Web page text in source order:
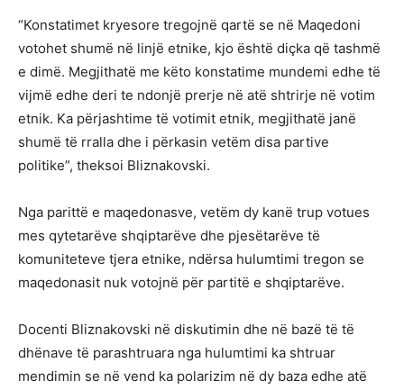
“Konstatimet kryesore tregojnë qartë se në Maqedoni
votohet shumë në linjë etnike, kjo është diçka që tashmë
e dimë. Megjithatë me këto konstatime mundemi edhe të
vijmë edhe deri te ndonjë prerje në atë shtrirje në votim
etnik. Ka përjashtime të votimit etnik, megjithatë janë
shumë të rralla dhe i përkasin vetëm disa partive
politike”, theksoi Bliznakovski.
Nga parittë e maqedonasve, vetëm dy kanë trup votues
mes qytetarëve shqiptarëve dhe pjesëtarëve të
komuniteteve tjera etnike, ndërsa hulumtimi tregon se
maqedonasit nuk votojnë për partitë e shqiptarëve.
Docenti Bliznakovski në diskutimin dhe në bazë të të
dhënave të parashtruara nga hulumtimi ka shtruar
mendimin se në vend ka polarizim në dy baza edhe atë